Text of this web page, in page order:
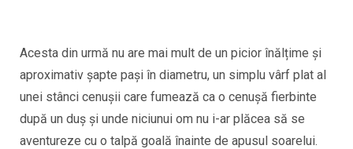
Acesta din urmă nu are mai mult de un picior înălțime și
aproximativ șapte pași în diametru, un simplu vârf plat al
unei stânci cenușii care fumează ca o cenuşă fierbinte
după un duș și unde niciunui om nu i-ar plăcea să se
aventureze cu o talpă goală înainte de apusul soarelui.